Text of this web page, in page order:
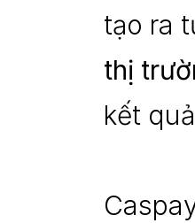
tạo ra
thị
kết